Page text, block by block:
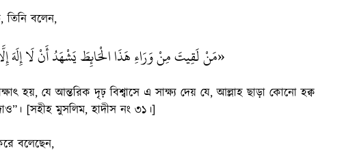
তিনি বলেন,
«مَنْ لَقِيتَ مِنْ وَرَاءِ هَذَا الْحَائِطَ يَشْهَدُ أَنْ لَا إِلَهَ
হয়, যে আন্তরিক দৃঢ় বিশ্বাসে এ সাক্ষ্য দেয় যে, আল্লাহ ছাড়া কোনো হক্ব
[সহীহ মুসলিম, হাদীস নং ৩১।]
বলেছেন,